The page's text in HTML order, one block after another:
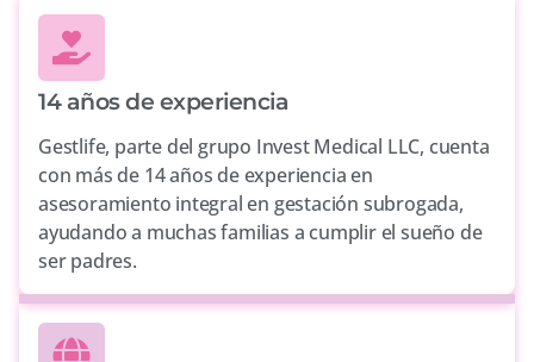
14 años de experiencia
Gestlife, parte del grupo Invest Medical LLC, cuenta
con más de 14 años de experiencia en
asesoramiento integral en gestación subrogada,
ayudando a muchas familias a cumplir el sueño de
ser padres.